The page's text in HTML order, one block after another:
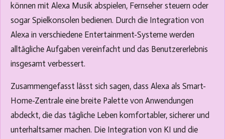
können mit Alexa Musik abspielen, Fernseher steuern oder
sogar Spielkonsolen bedienen. Durch die Integration von
Alexa in verschiedene Entertainment-Systeme werden
alltägliche Aufgaben vereinfacht und das Benutzererlebnis
insgesamt verbessert.
Zusammengefasst lässt sich sagen, dass Alexa als Smart-
Home-Zentrale eine breite Palette von Anwendungen
abdeckt, die das tägliche Leben komfortabler, sicherer und
unterhaltsamer machen. Die Integration von KI und die